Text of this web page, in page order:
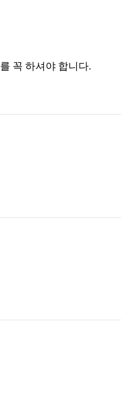
꼭 하셔야 합니다.